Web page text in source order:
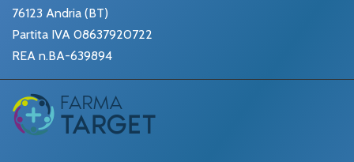
76123 Andria (BT)
Partita IVA 08637920722
REA n.BA-639894